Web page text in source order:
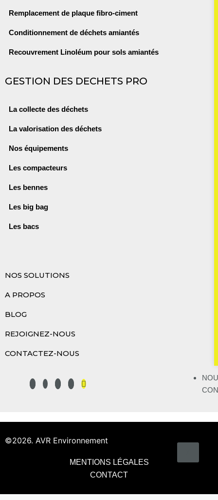
Remplacement de plaque fibro-ciment
Conditionnement de déchets amiantés
Recouvrement Linoléum pour sols amiantés
GESTION DES DECHETS PRO
La collecte des déchets
La valorisation des déchets
Nos équipements
Les compacteurs
Les bennes
Les big bag
Les bacs
NOS SOLUTIONS
A PROPOS
BLOG
REJOIGNEZ-NOUS
CONTACTEZ-NOUS
©2026. AVR Environnement
MENTIONS LÉGALES
CONTACT